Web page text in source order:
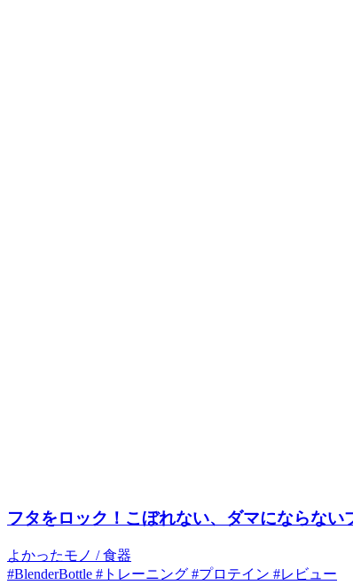
フタをロック！こぼれない、ダマにならな
よかったモノ /食器
#BlenderBottle #トレーニング #プロテイン #レビュー